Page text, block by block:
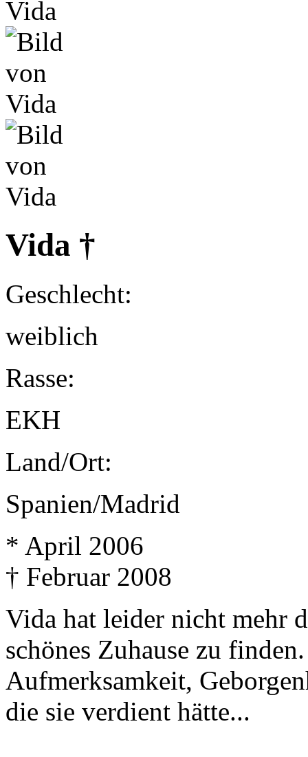
Vida †
Geschlecht:
weiblich
Rasse:
EKH
Land/Ort:
Spanien/Madrid
* April 2006
† Februar 2008
Vida hat leider nicht mehr
schönes Zuhause zu
Aufmerksamkeit,
die sie verdient hätte...